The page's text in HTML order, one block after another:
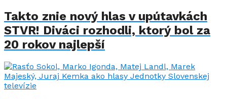
Takto znie nový hlas v upútavkách
STVR! Diváci rozhodli, ktorý bol za
20 rokov najlepší